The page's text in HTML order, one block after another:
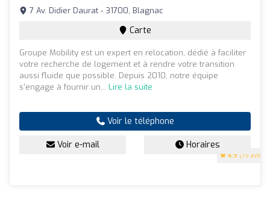
4.9 (79 avis)
7 Av. Didier Daurat - 31700, Blagnac
Carte
Groupe Mobility est un expert en relocation, dédié à faciliter
votre recherche de logement et à rendre votre transition
aussi fluide que possible. Depuis 2010, notre équipe
s'engage à fournir un... Lire la suite
Voir le téléphone
Voir e-mail Horaires